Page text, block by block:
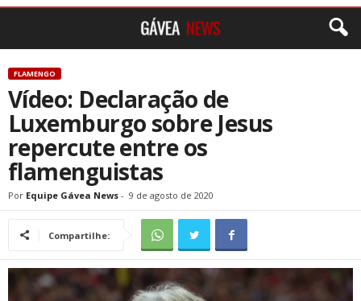
FLAMENGO
Vídeo: Declaração de
Luxemburgo sobre Jesus
repercute entre os
flamenguistas
Por Equipe Gávea News - 9 de agosto de 2020
Compartilhe: